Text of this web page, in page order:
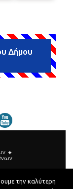
Δήμου
την καλύτερη